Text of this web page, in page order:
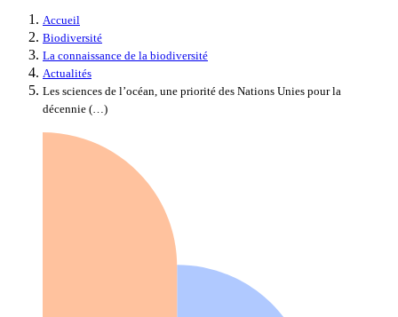
Accueil
Biodiversité
La connaissance de la biodiversité
Actualités
Les sciences de l’océan, une priorité des Nations Unies pour la
décennie (…)